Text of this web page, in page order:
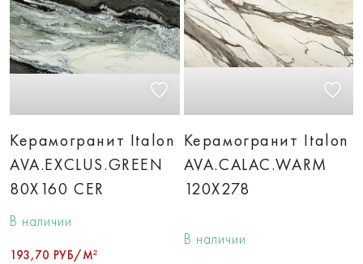
Керамогранит Italon
AVA.EXCLUS.GREEN
80X160 CER
В наличии
193,70 РУБ/М²
Керамогранит Italon
AVA.CALAC.WARM
120X278
В наличии